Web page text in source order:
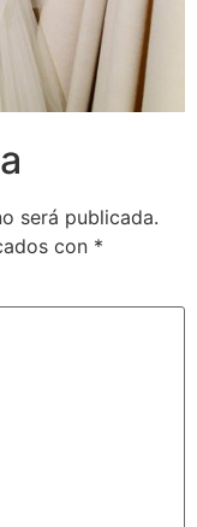
será publicada.
con *